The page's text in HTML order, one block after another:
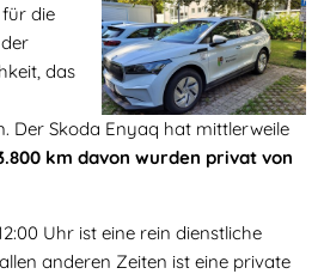
die
das
Der Skoda Enyaq hat mittlerweile
km davon wurden privat von
Uhr ist eine rein dienstliche
anderen Zeiten ist eine private